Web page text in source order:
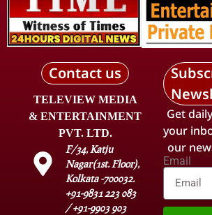
Contact us
TELEVIEW MEDIA
& ENTERTAINMENT
PVT. LTD.
F/34, Katju
Nagar(1st. Floor),
Kolkata -700032.
+91-9831 223 083
/ +91-9903 903
Get
your
our
Email